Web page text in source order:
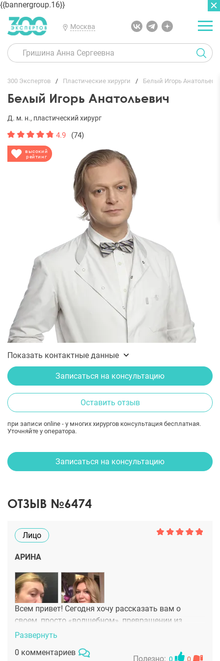
{{bannergroup.16}}
Москва
300 Экспертов Пластические хирурги Белый Игорь
Белый Игорь Анатольевич
высокий
рейтинг
Д. м. н., пластический хирург
4.9 (74)
Показать контактные данные
Записаться на консультацию
Оставить отзыв
при записи online - у многих хирургов консультация бесплатная.
Уточняйте у оператора.
ГЛАВНАЯ ОТЗЫВЫ
Записаться на консультацию
ОТЗЫВ №6474
Лицо
АРИНА
Всем привет! Сегодня хочу рассказать вам о
своем, просто «волшебном», превращении из
женщины, которая всегда выглядит усталой, с
интересную, а главное, помолодевшую красотку. В
Развернуть
0 комментариев
Полезно: 0 0